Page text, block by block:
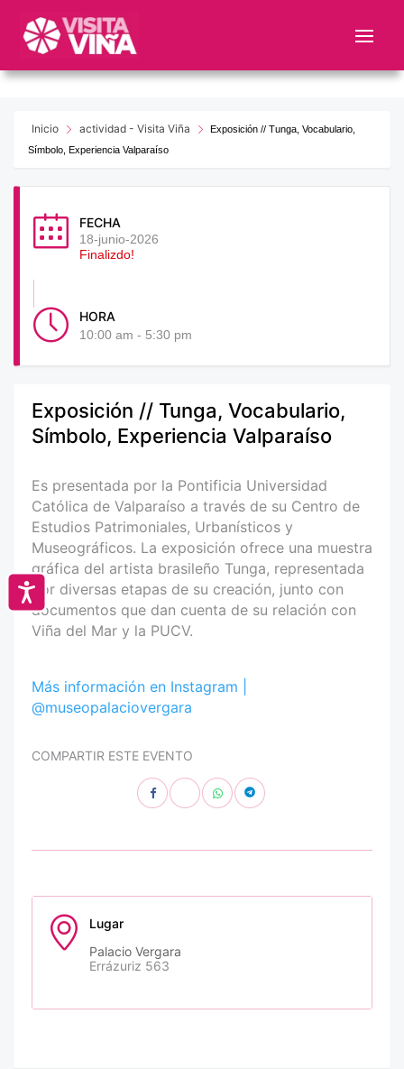
este
web
sistema
Accesibilidad
Inicio actividad - Visita Viña
Exposición // Tunga, Vocabulario,
Símbolo, Experiencia Valparaíso
FECHA
18-junio-2026
Finalizdo!
HORA
10:00 am - 5:30 pm
Exposición // Tunga, Vocabulario,
Símbolo, Experiencia Valparaíso
Es presentada por la Pontificia Universidad
Católica de Valparaíso a través de su Centro de
Estudios Patrimoniales, Urbanísticos y
Museográficos. La exposición ofrece una muestra
gráfica del artista brasileño Tunga, representada
por diversas etapas de su creación, junto con
documentos que dan cuenta de su relación con
Viña del Mar y la PUCV.
Más información en Instagram |
@museopalaciovergara
COMPARTIR ESTE EVENTO
Lugar
Palacio Vergara
Errázuriz 563